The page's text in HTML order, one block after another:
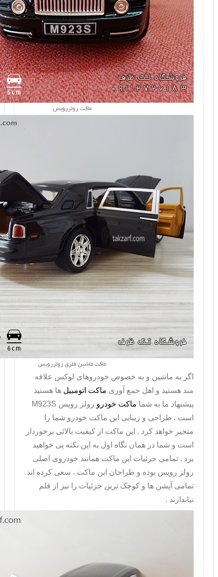
ماکت رولزرویس
ماکت ماشین فلزی رولزرویس
اگر به ماشین و به خصوص خودروهای لوکس علاقه
مند هستید و اهل جمع آوری ماکت اتومبیل ها هستید
پیشنهاد ما به شما ماکت خودرو رولز رویس M923S
است . طراحی و زیبایی این ماکت خودرو شما را
متحیر خواهد کرد . این ماکت از کیفیت بالائی برخوردار
است و شما در همان نگاه اول به این نکته پی خواهید
برد . تمامی جزئیات این ماکت همانند خودروی اصلی
رولز رویس بوده و طراحان این ماکت ، سعی کرده اند
تمامی آپشن ها و کوچک ترین جزئیات را نیز از قلم
نیاندازند .